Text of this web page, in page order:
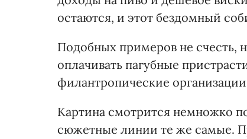
остаются, и этот бездомный
Подобных примеров не счесть,
оплачивать пагубные
филантропические
Картина смотрится немножко
сюжетные линии те же самые.